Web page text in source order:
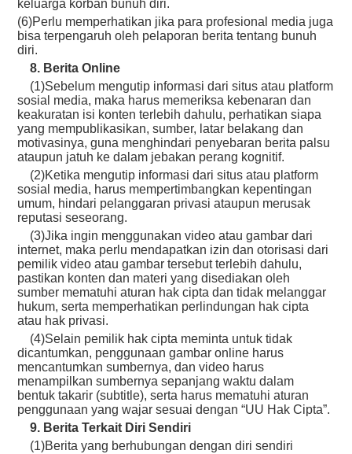
keluarga korban bunuh diri.
(6)Perlu memperhatikan jika para profesional media juga
bisa terpengaruh oleh pelaporan berita tentang bunuh
diri.
8. Berita Online
(1)Sebelum mengutip informasi dari situs atau platform
sosial media, maka harus memeriksa kebenaran dan
keakuratan isi konten terlebih dahulu, perhatikan siapa
yang mempublikasikan, sumber, latar belakang dan
motivasinya, guna menghindari penyebaran berita palsu
ataupun jatuh ke dalam jebakan perang kognitif.
(2)Ketika mengutip informasi dari situs atau platform
sosial media, harus mempertimbangkan kepentingan
umum, hindari pelanggaran privasi ataupun merusak
reputasi seseorang.
(3)Jika ingin menggunakan video atau gambar dari
internet, maka perlu mendapatkan izin dan otorisasi dari
pemilik video atau gambar tersebut terlebih dahulu,
pastikan konten dan materi yang disediakan oleh
sumber mematuhi aturan hak cipta dan tidak melanggar
hukum, serta memperhatikan perlindungan hak cipta
atau hak privasi.
(4)Selain pemilik hak cipta meminta untuk tidak
dicantumkan, penggunaan gambar online harus
mencantumkan sumbernya, dan video harus
menampilkan sumbernya sepanjang waktu dalam
bentuk takarir (subtitle), serta harus mematuhi aturan
penggunaan yang wajar sesuai dengan “UU Hak Cipta”.
9. Berita Terkait Diri Sendiri
(1)Berita yang berhubungan dengan diri sendiri